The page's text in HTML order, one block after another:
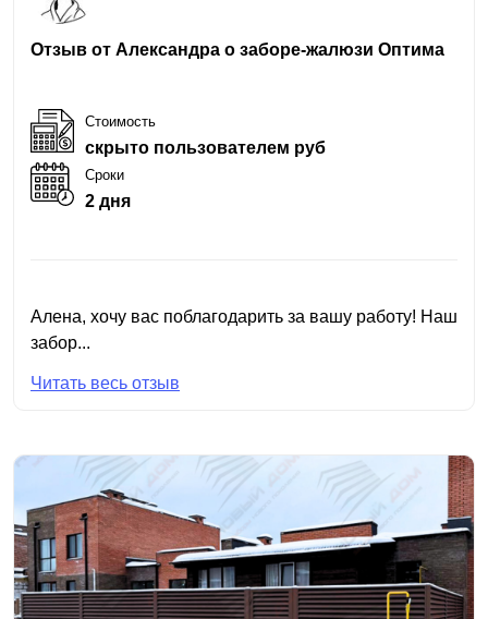
Отзыв от Александра о заборе-жалюзи Оптима
Стоимость
скрыто пользователем руб
Сроки
2 дня
Алена, хочу вас поблагодарить за вашу работу! Наш
забор...
Читать весь отзыв